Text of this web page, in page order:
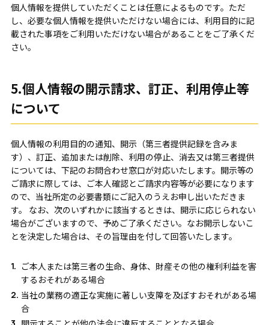
個人情報を提供していただくことは任意によるものです。ただ
し、必要な個人情報を提供いただけない場合には、利用目的に記
載された事項をご利用いただけない場合があることをご了承くだ
さい。
5.個人情報の開示請求、訂正、利用停止等
について
個人情報の利用目的の通知、開示（第三者提供記録を含みま
す）、訂正、追加または削除、利用の停止、消去又は第三者提供
については、下記のお問合わせ窓口が対応いたします。開示等の
ご請求に際しては、ご本人確認とご請求内容等が必要になります
ので、当社所定の必要書類にご記入のうえお申し出いただきま
す。 なお、次のいずれかに該当するときは、開示に応じられない
場合がございますので、予めご了承ください。なお開示しないこ
とを決定した場合は、その旨理由を付して回答いたします。
ご本人または第三者の生命、身体、財産その他の権利利益を害
するおそれがある場合
当社の業務の適正な実施に著しい支障を及ぼすおそれがある場
合